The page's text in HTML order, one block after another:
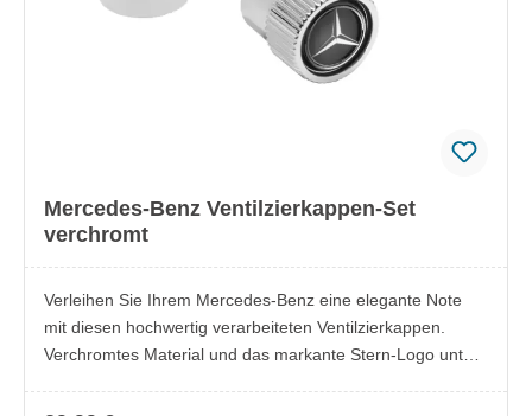
Mercedes-Benz Ventilzierkappen-Set
verchromt
Verleihen Sie Ihrem Mercedes-Benz eine elegante Note
mit diesen hochwertig verarbeiteten Ventilzierkappen.
Verchromtes Material und das markante Stern-Logo unter